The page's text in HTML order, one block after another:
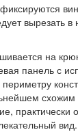
вырезать в
на
панель с
схожим
практически
вид.